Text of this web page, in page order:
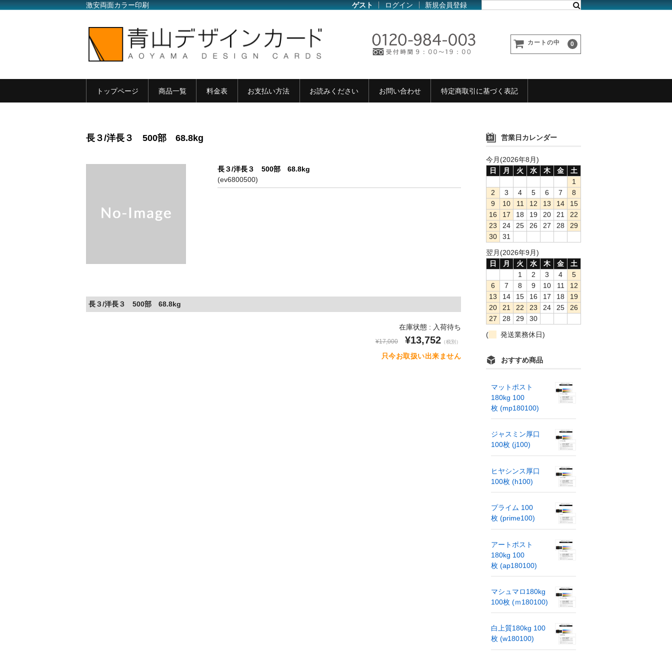
激安両面カラー印刷 ゲスト ログイン 新規会員登録
カートの中 0
トップページ 商品一覧 料金表 お支払い方法 お読みください お問い合わせ 特定商取引に基づく表記
長３/洋長３ 500部 68.8kg
長３/洋長３ 500部 68.8kg
(ev6800500)
長３/洋長３ 500部 68.8kg
在庫状態 : 入荷待ち
¥17,000 ¥13,752 （税別）
只今お取扱い出来ません
営業日カレンダー
今月(2026年8月)
日
月 火 水 木 金
土
1
2
3 4 5 6 7
8
9
10 11 12 13 14
15
16
17 18 19 20 21
22
23
24 25 26 27 28
29
30
31
翌月(2026年9月)
日
月 火 水 木 金
土
1
2 3 4
5
6
7 8 9 10 11
12
13
14 15 16 17 18
19
20
21 22 23 24 25
26
27
28 29
30
(
発送業務休日)
おすすめ商品
マットポスト
180kg 100
枚 (mp180100)
ジャスミン厚口
100枚 (j100)
ヒヤシンス厚口
100枚 (h100)
プライム 100
枚 (prime100)
アートポスト
180kg 100
枚 (ap180100)
マシュマロ180kg
100枚 (ｍ180100)
白上質180kg 100
枚 (w180100)